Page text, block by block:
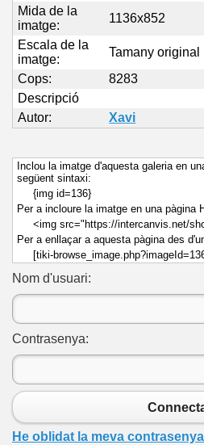
Mida de la
imatge:
1136x852
Escala de la
imatge:
Tamany original
Cops:
8283
Descripció
Autor:
Xavi
Inclou la imatge d'aquesta galeria en
següent sintaxi:
{img id=136}
Per a incloure la imatge en una pàgina
<img src="https://intercanvis.net/
Per a enllaçar a aquesta pàgina des
[tiki-
Nom d'usuari:
Contrasenya:
He oblidat la meva contrasenya